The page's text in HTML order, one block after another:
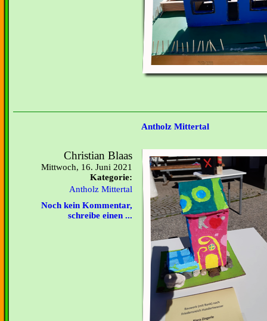
Antholz Mittertal
Christian Blaas
Mittwoch, 16. Juni 2021
Kategorie:
Antholz Mittertal
Noch kein Kommentar,
schreibe einen ...